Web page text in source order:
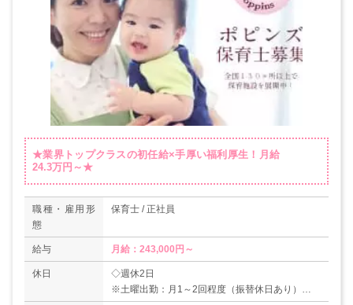
★業界トップクラスの初任給×手厚い福利厚生！月給
24.3万円～★
職種・雇用形
態
保育士 / 正社員
給与 月給：243,000円～
休日
◇週休2日
※土曜出勤：月1～2回程度（振替休日あり）